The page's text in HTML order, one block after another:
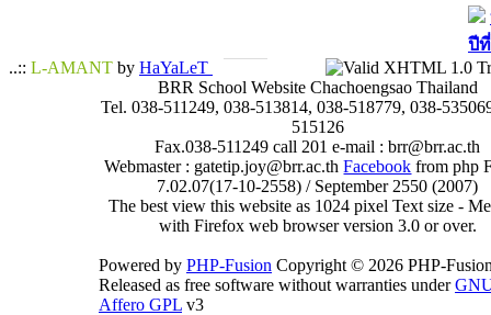
ปี
..:: L-AMANT by HaYaLeT
BRR School Website Chachoengsao Thailand
Tel. 038-511249, 038-513814, 038-518779, 038-
515126
Fax.038-511249 call 201 e-mail : brr@brr.ac.th
Webmaster : gatetip.joy@brr.ac.thFacebook from php
7.02.07(17-10-2558) / September 2550 (2007)
The best view this website as 1024 pixel Text size -
with Firefox web browser version 3.0 or over.
Powered by PHP-Fusion Copyright © 2026 PHP-
Released as free software without warranties under
Affero GPL v3